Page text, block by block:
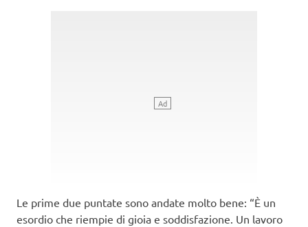
Le prime due puntate sono andate molto bene: “È un
esordio che riempie di gioia e soddisfazione. Un lavoro